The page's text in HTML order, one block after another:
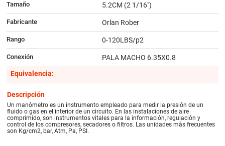
Tamaño 5.2CM (2 1/16")
Fabricante Orlan Rober
Rango 0-120LBS/p2
Conexión
PALA MACHO 6.35X0.8
Equivalencia:
Descripción
Un manómetro es un instrumento empleado para medir la presión de un
fluido o gas en el interior de un circuito. En las instalaciones de aire
comprimido, son instrumentos vitales para la información, regulación y
control de los compresores, secadores o filtros. Las unidades más frecuentes
son Kg/cm2, bar, Atm, Pa, PSI.